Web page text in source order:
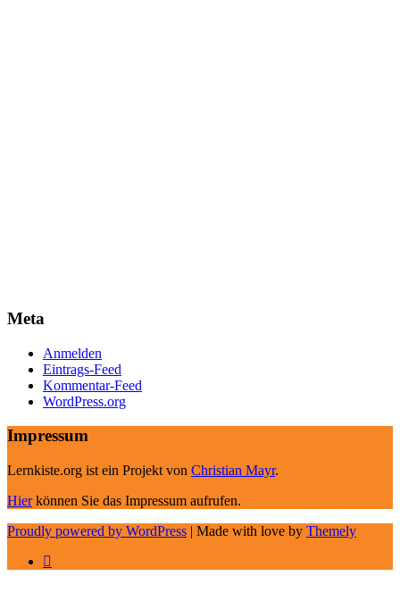
Meta
Anmelden
Eintrags-Feed
Kommentar-Feed
WordPress.org
Impressum
Lernkiste.org ist ein Projekt von Christian Mayr.
Hierkönnen Sie das Impressum aufrufen.
Proudly powered by WordPress | Made with love by Themely